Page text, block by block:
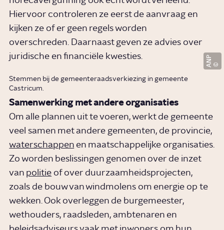
Hiervoor controleren ze eerst de aanvraag en
kijken ze of er geen regels worden
overschreden. Daarnaast geven ze advies over
juridische en financiële kwesties.
ANP
Stemmen bij de gemeenteraadsverkiezing in gemeente
Castricum.
Samenwerking met andere organisaties
Om alle plannen uit te voeren, werkt de gemeente
veel samen met andere gemeenten, de provincie,
waterschappen en maatschappelijke organisaties.
Zo worden beslissingen genomen over de inzet
van politie of over duurzaamheidsprojecten,
zoals de bouw van windmolens om energie op te
wekken. Ook overleggen de burgemeester,
wethouders, raadsleden, ambtenaren en